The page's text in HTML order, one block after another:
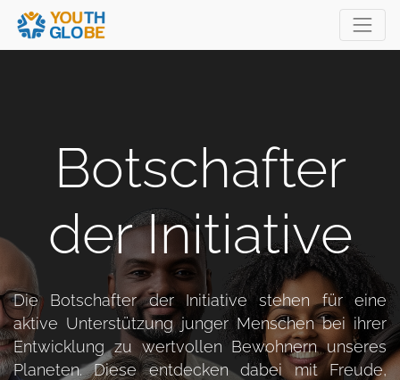
Botschafter
der Initiative
Die Botschafter der Initiative stehen für eine
aktive Unterstützung junger Menschen bei ihrer
Entwicklung zu wertvollen Bewohnern unseres
Planeten. Diese entdecken dabei mit Freude,